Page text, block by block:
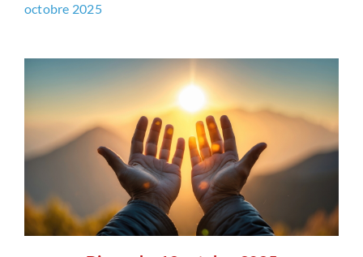
Contact
octobre 2025